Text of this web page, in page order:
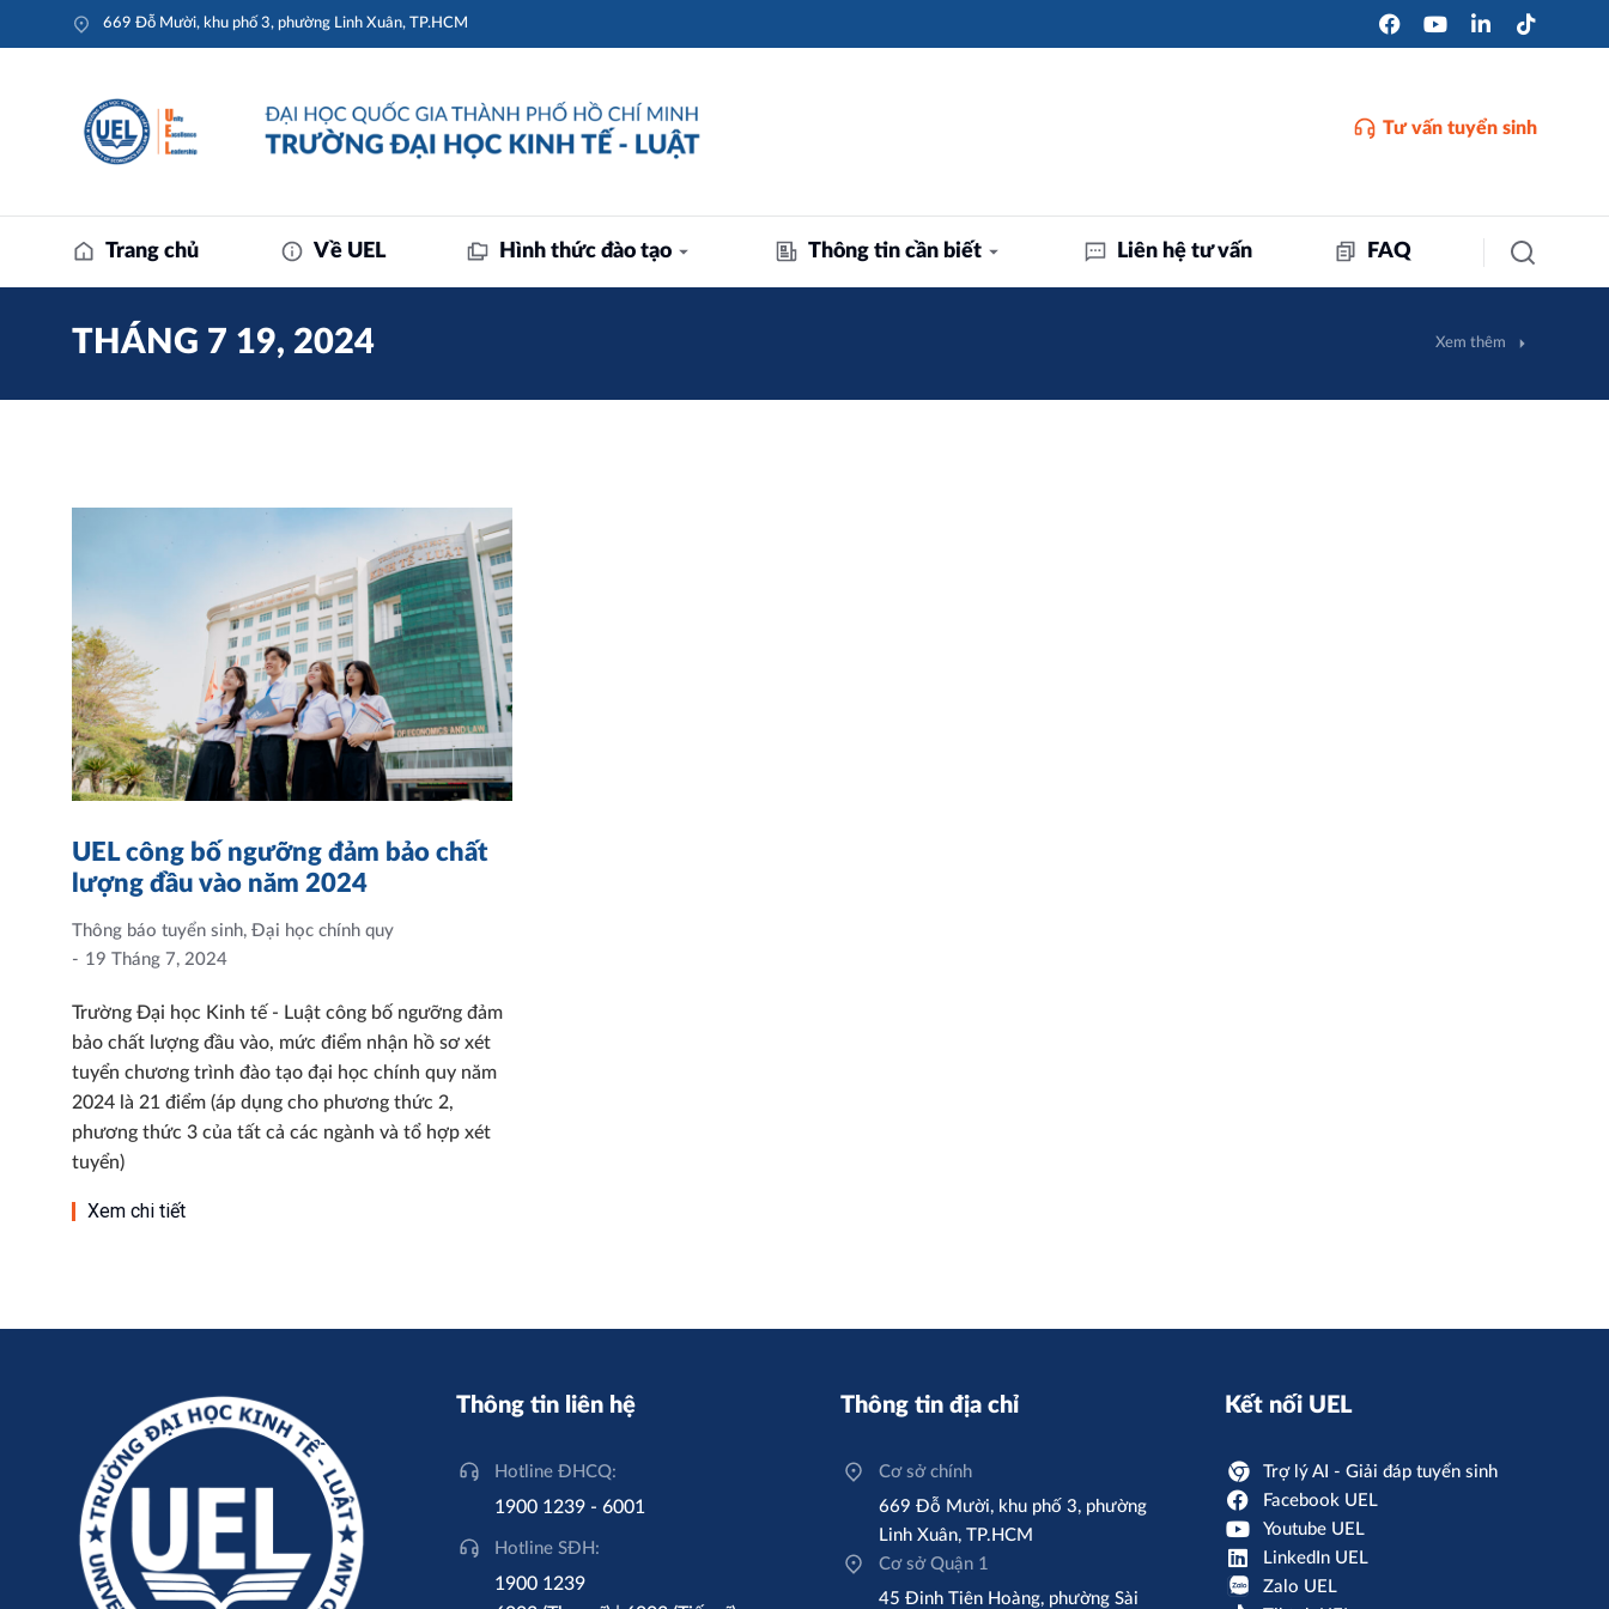
669 Đỗ Mười, khu phố 3, phường Linh Xuân, TP.HCM
Tư vấn tuyển sinh
Trang chủ Về UEL Hình thức đào tạo Thông tin cần biết Liên hệ tư vấn FAQ
THÁNG 7 19, 2024 Xem thêm
UEL công bố ngưỡng đảm bảo chất
lượng đầu vào năm 2024
Thông báo tuyển sinh, Đại học chính quy
19 Tháng 7, 2024
Trường Đại học Kinh tế - Luật công bố ngưỡng đảm
bảo chất lượng đầu vào, mức điểm nhận hồ sơ xét
tuyển chương trình đào tạo đại học chính quy năm
2024 là 21 điểm (áp dụng cho phương thức 2,
phương thức 3 của tất cả các ngành và tổ hợp xét
tuyển)
Xem chi tiết
Thông tin liên hệ
Hotline ĐHCQ:
1900 1239 - 6001
Hotline SĐH:
1900 1239
Thông tin địa chỉ
Cơ sở chính
669 Đỗ Mười, khu phố 3, phường
Linh Xuân, TP.HCM
Cơ sở Quận 1
45 Đinh Tiên Hoàng, phường Sài
Kết nối UEL
Trợ lý AI - Giải đáp tuyển sinh
Facebook UEL
Youtube UEL
LinkedIn UEL
Zalo UEL